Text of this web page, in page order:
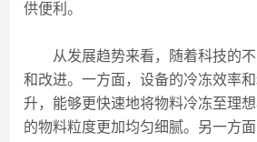
供便利。
从发展趋势来看，随着科技的不
和改进。一方面，设备的冷冻效率
升，能够更快速地将物料冷冻至理
的物料粒度更加均匀细腻。另一方